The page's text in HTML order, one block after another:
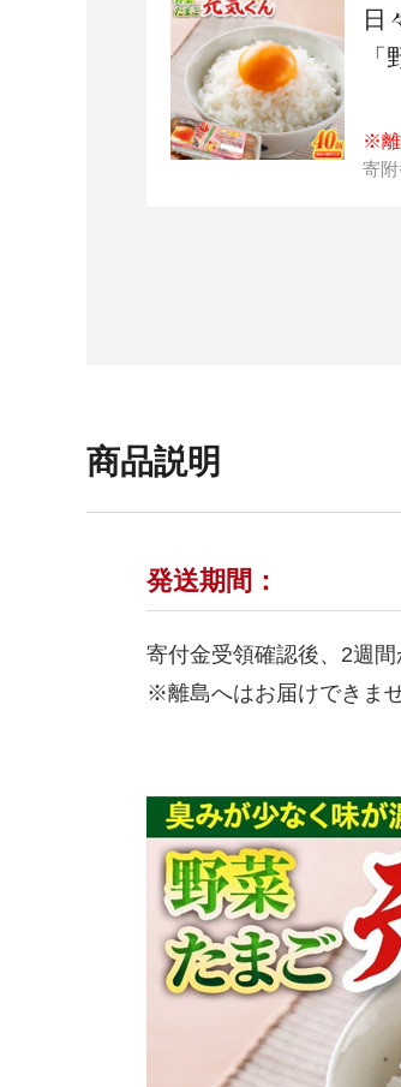
新潟県 南魚
富山県 魚津
日
※離
寄
商品説明
発送期間：
寄付金受領確認後、2週間
※離島へはお届けできませ